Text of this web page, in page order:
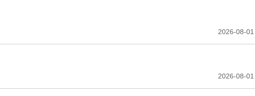
2026-08-01
2026-08-01